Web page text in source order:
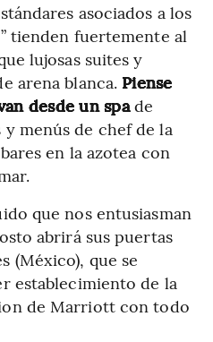
asociados a los
tienden fuertemente al
lujosas suites y
arena blanca. Piense
desde un spade
menús de chef de la
en la azotea con
que nos entusiasman
abrirá sus puertas
(México), que se
establecimiento de la
de Marriott con todo